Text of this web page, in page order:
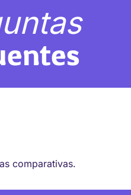
comparativas.